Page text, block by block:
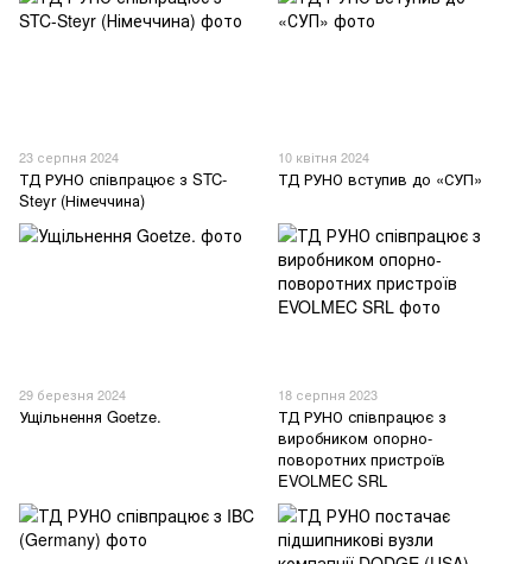
23 серпня 2024
ТД РУНО співпрацює з STC-
Steyr (Німеччина)
10 квітня 2024
ТД РУНО вступив до «СУП»
29 березня 2024
Ущільнення Goetze.
18 серпня 2023
ТД РУНО співпрацює з
виробником опорно-
поворотних пристроїв
EVOLMEC SRL